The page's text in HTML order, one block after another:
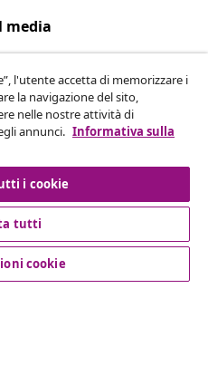
media
per il tuo ordine.
contratto
l'utente accetta di memorizzare i
la navigazione del sito,
nelle nostre attività di
annunci. Informativa sulla
i cookie
tutti
cookie